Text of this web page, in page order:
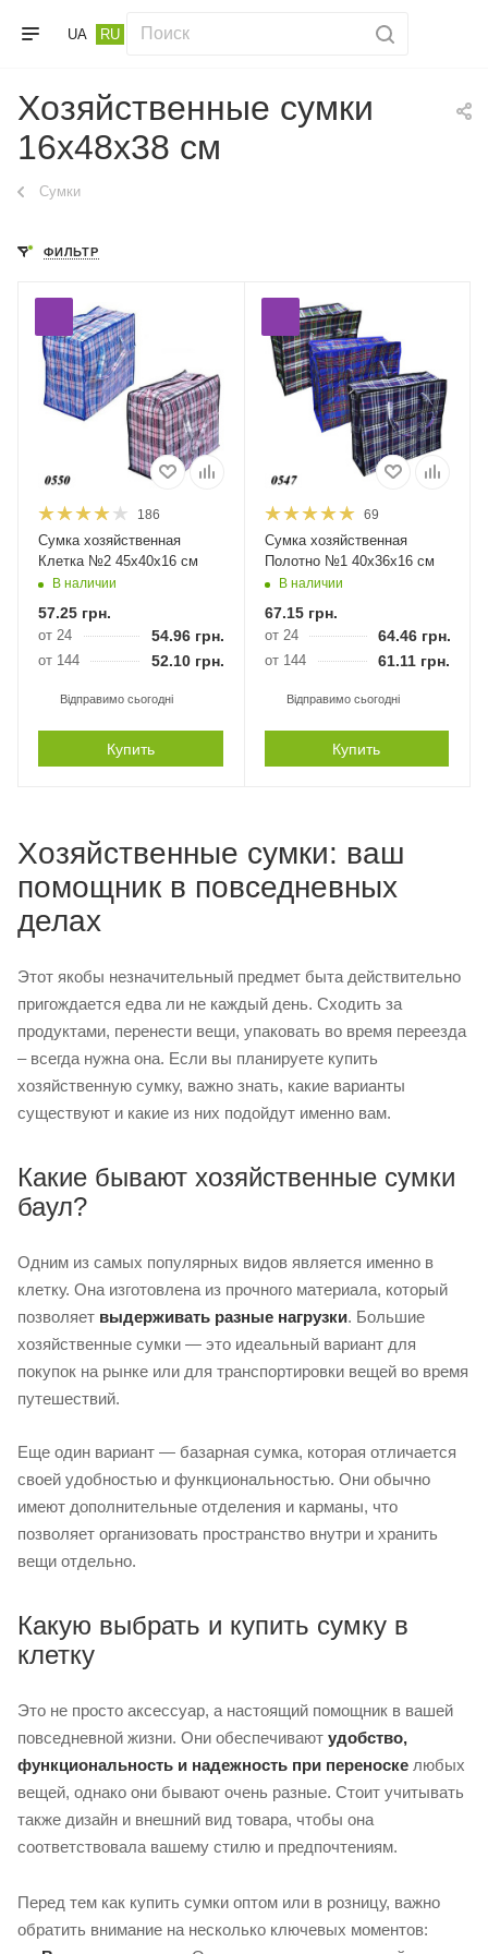
UA RU
Хозяйственные сумки
16х48х38 см
Сумки
ФИЛЬТР
186
Сумка хозяйственная
Клетка №2 45х40х16 см
В наличии
57.25 грн.
от 24 54.96 грн.
от 144 52.10 грн.
Відправимо сьогодні
Купить
69
Сумка хозяйственная
Полотно №1 40x36х16 см
В наличии
67.15грн.
от 24 64.46грн.
от 144 61.11 грн.
Відправимо сьогодні
Купить
Хозяйственные сумки: ваш
помощник в повседневных
делах
Этот якобы незначительный предмет быта действительно
пригождается едва ли не каждый день. Сходить за
продуктами, перенести вещи, упаковать во время переезда
– всегда нужна она. Если вы планируете купить
хозяйственную сумку, важно знать, какие варианты
существуют и какие из них подойдут именно вам.
Какие бывают хозяйственные сумки
баул?
Одним из самых популярных видов является именно в
клетку. Она изготовлена из прочного материала, который
позволяет выдерживать разные нагрузки. Большие
хозяйственные сумки — это идеальный вариант для
покупок на рынке или для транспортировки вещей во время
путешествий.
Еще один вариант — базарная сумка, которая отличается
своей удобностью и функциональностью. Они обычно
имеют дополнительные отделения и карманы, что
позволяет организовать пространство внутри и хранить
вещи отдельно.
Какую выбрать и купить сумку в
клетку
Это не просто аксессуар, а настоящий помощник в вашей
повседневной жизни. Они обеспечивают удобство,
функциональность и надежность при переноске любых
вещей, однако они бывают очень разные. Стоит учитывать
также дизайн и внешний вид товара, чтобы она
соответствовала вашему стилю и предпочтениям.
Перед тем как купить сумки оптом или в розницу, важно
обратить внимание на несколько ключевых моментов: